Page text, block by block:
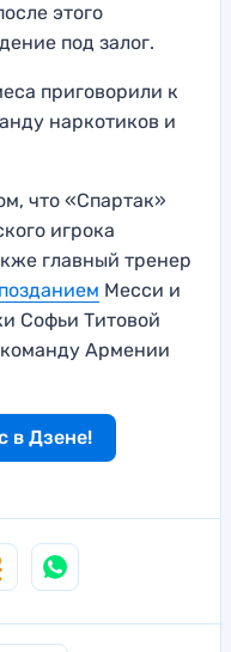
этого
под залог.
приговорили к
наркотиков и
что «Спартак»
игрока
главный тренер
Месси и
Софьи Титовой
команду Армении
в Дзене!